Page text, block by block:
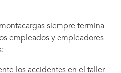
siempre termina
empleados y empleadores
los accidentes en el taller